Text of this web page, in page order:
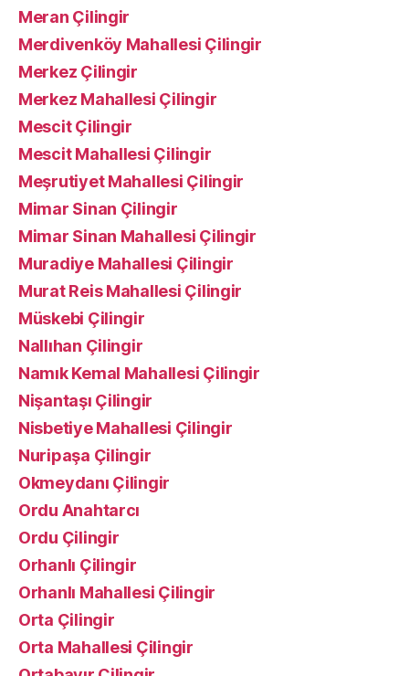
Meran Çilingir
Merdivenköy Mahallesi Çilingir
Merkez Çilingir
Merkez Mahallesi Çilingir
Mescit Çilingir
Mescit Mahallesi Çilingir
Meşrutiyet Mahallesi Çilingir
Mimar Sinan Çilingir
Mimar Sinan Mahallesi Çilingir
Muradiye Mahallesi Çilingir
Murat Reis Mahallesi Çilingir
Müskebi Çilingir
Nallıhan Çilingir
Namık Kemal Mahallesi Çilingir
Nişantaşı Çilingir
Nisbetiye Mahallesi Çilingir
Nuripaşa Çilingir
Okmeydanı Çilingir
Ordu Anahtarcı
Ordu Çilingir
Orhanlı Çilingir
Orhanlı Mahallesi Çilingir
Orta Çilingir
Orta Mahallesi Çilingir